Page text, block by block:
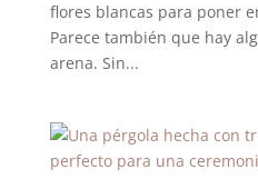
flores blancas para poner
Parece también que hay
arena. Sin...